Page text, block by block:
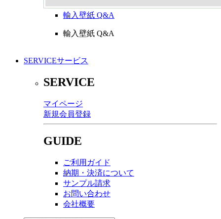
輸入壁紙 Q&A
輸入壁紙 Q&A
SERVICEサービス
SERVICE
マイページ
新規会員登録
GUIDE
ご利用ガイド
納期・決済について
サンプル請求
お問い合わせ
会社概要